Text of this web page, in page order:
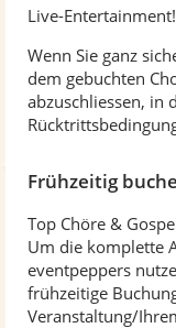
Live-Entertainment!
Wenn Sie ganz
dem gebuchten
abzuschliessen, in
Frühzeitig
Top Chöre &
Um die komplette
eventpeppers
frühzeitige
Veranstaltung/